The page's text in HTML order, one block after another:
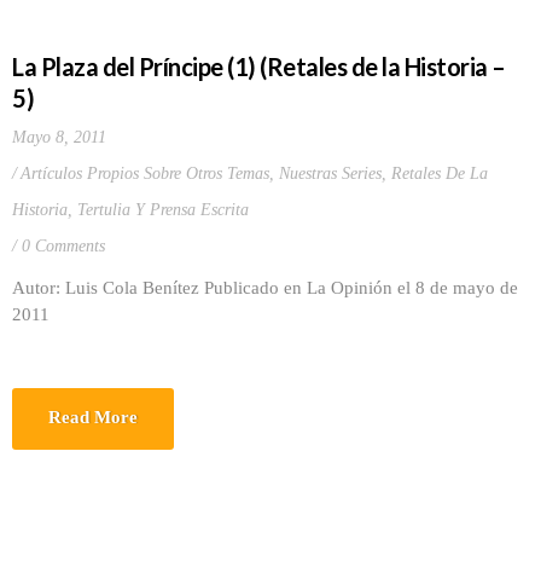
La Plaza del Príncipe (1) (Retales de la Historia –
5)
Mayo 8, 2011
Artículos Propios Sobre Otros Temas, Nuestras Series, Retales De La
Historia, Tertulia Y Prensa Escrita
0 Comments
Autor: Luis Cola Benítez Publicado en La Opinión el 8 de mayo de
2011
Read More